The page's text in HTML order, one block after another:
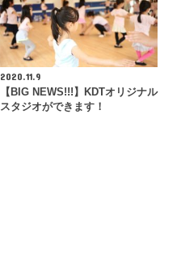
2020.11.9
【BIG NEWS!!!】KDTオリジナル
スタジオができます！